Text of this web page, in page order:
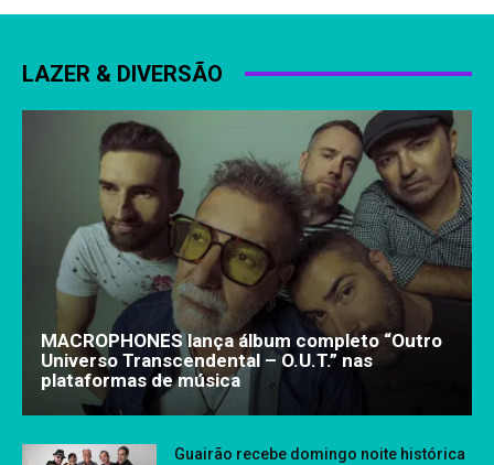
LAZER & DIVERSÃO
MACROPHONES lança álbum completo “Outro
Universo Transcendental – O.U.T.” nas
plataformas de música
Guairão recebe domingo noite histórica